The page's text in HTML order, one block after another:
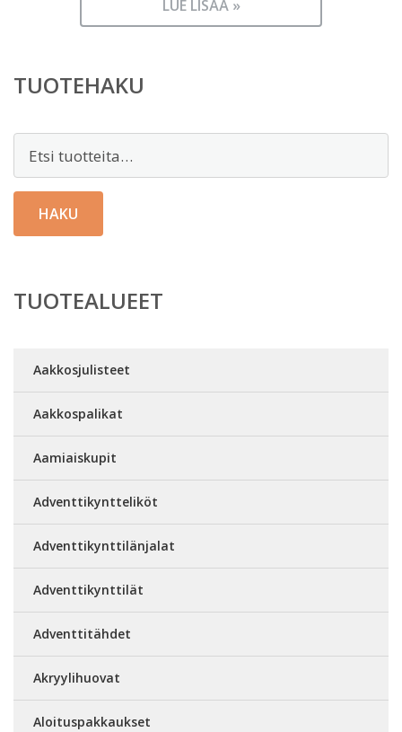
LUE LISÄÄ »
TUOTEHAKU
HAKU
TUOTEALUEET
Aakkosjulisteet
Aakkospalikat
Aamiaiskupit
Adventtikyntteliköt
Adventtikynttilänjalat
Adventtikynttilät
Adventtitähdet
Akryylihuovat
Aloituspakkaukset